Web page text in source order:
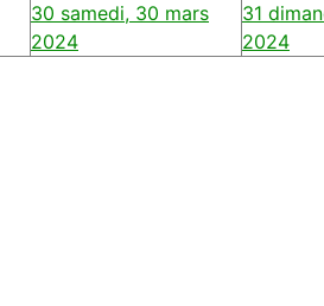
30 samedi, 30 mars
2024
31
2024